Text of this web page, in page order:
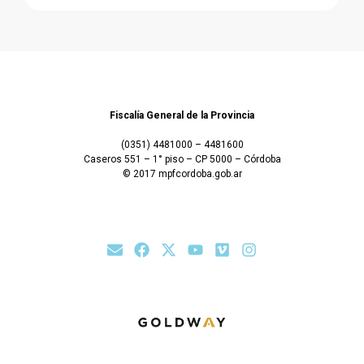
Fiscalía General de la Provincia
(0351) 4481000 – 4481600
Caseros 551 – 1° piso – CP 5000 – Córdoba
© 2017 mpfcordoba.gob.ar